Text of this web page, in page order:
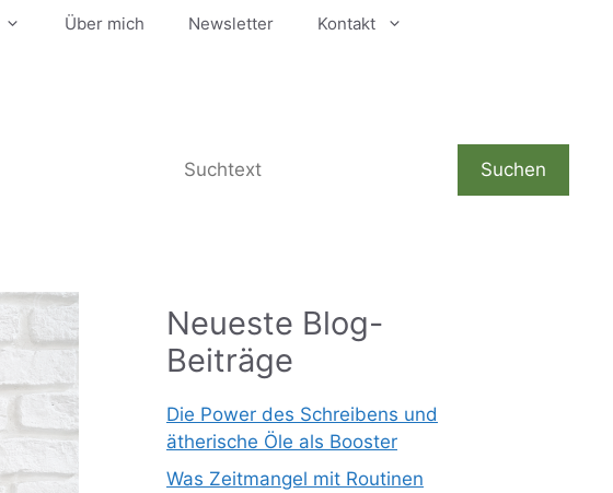
Über mich Newsletter Kontakt
Suchen
Suchen
Neueste Blog-
Beiträge
Die Power des Schreibens und
ätherische Öle als Booster
Was Zeitmangel mit Routinen